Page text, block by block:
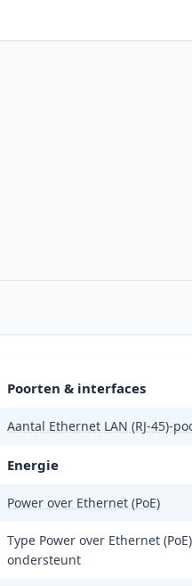
Poorten & interfaces
Aantal Ethernet LAN (RJ-45)-
Energie
Power over Ethernet (PoE)
Type Power over Ethernet (PoE)
ondersteunt